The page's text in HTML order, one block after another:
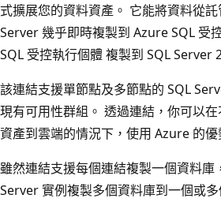
式擴展您的資料資產。 它能將資料從
Server 幾乎即時複製到 Azure SQL 受
SQL 受控執行個體 複製到 SQL Server
該連結支援單節點及多節點的 SQL
現有可用性群組。 透過連結，你可以
資產到雲端的情況下，使用 Azure 的優
雖然連結支援每個連結複製一個資料庫
Server 實例複製多個資料庫到一個或